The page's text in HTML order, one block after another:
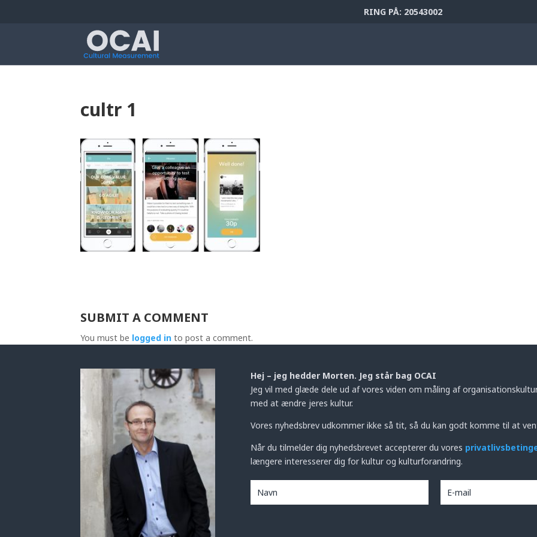
RING PÅ: 20543002
cultr 1
SUBMIT A COMMENT
You must be logged in to post a comment.
Hej – jeg hedder Morten. Jeg står bag OCAI
Jeg vil med glæde dele ud af vores viden om måling af
med at ændre jeres kultur.
Vores nyhedsbrev udkommer ikke så tit, så du kan godt komme til at
Når du tilmelder dig nyhedsbrevet accepterer du vores
længere interesserer dig for kultur og kulturforandring.